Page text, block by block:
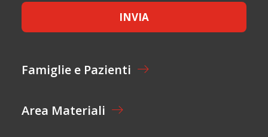
E
T
O
*
INVIA
Famiglie e Pazienti
Area Materiali